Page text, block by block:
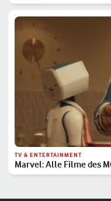
TV & ENTERTAINMENT
Marvel: Alle Filme des
Reihenfolge